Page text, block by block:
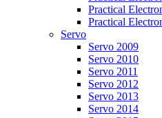
Practical
Practical
Servo
Servo 2009
Servo 2010
Servo 2011
Servo 2012
Servo 2013
Servo 2014